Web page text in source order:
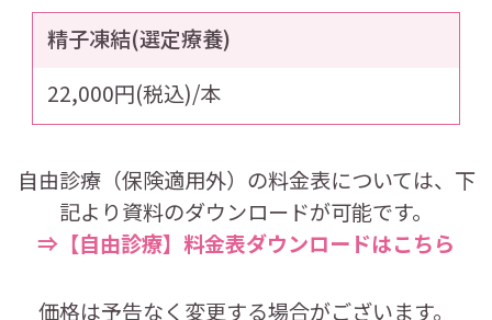
精子凍結(選定療養)
22,000円(税込)/本
自由診療（保険適用外）の料金表については、下
記より資料のダウンロードが可能です。
⇒【自由診療】料金表ダウンロードはこちら
価格は予告なく変更する場合がございます。